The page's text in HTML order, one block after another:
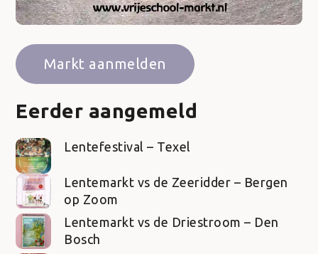
Markt aanmelden
Eerder aangemeld
Lentefestival – Texel
Lentemarkt vs de Zeeridder – Bergen
op Zoom
Lentemarkt vs de Driestroom – Den
Bosch